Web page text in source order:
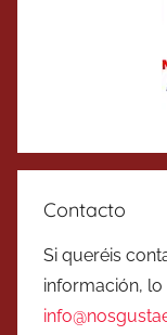
Contacto
Si queréis
información,